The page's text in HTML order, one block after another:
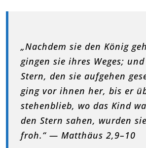
„Nachdem sie den König
gingen sie ihres Weges;
Stern, den sie aufgehen
ging vor ihnen her, bis er
stehenblieb, wo das Kind
den Stern sahen, wurden
froh.“ — Matthäus 2,9–10